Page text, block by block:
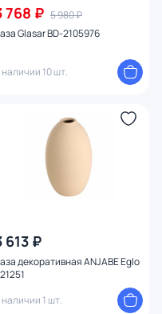
768 ₽ 5 980 ₽
Glasar BD-2105976
наличии 10 шт.
613 ₽
декоративная ANJABE Eglo
наличии 1 шт.